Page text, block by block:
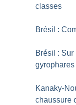
classes
Brésil :
Brésil :
gyrophares
Kanaky-
chaussure